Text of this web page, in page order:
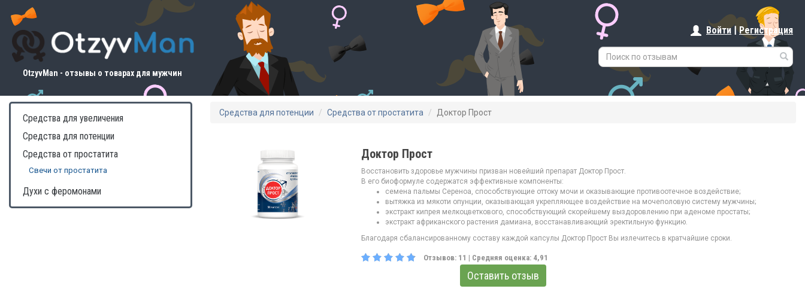
OtzyvMan - отзывы о товарах для мужчин
Войти|Регистрация
Средства для увеличения
Средства для потенции
Средства от простатита
Свечи от простатита
Духи с феромонами
Средства для потенции Средства от простатита Доктор Прост
Доктор Прост
Восстановить здоровье мужчины призван новейший препарат Доктор Прост.
В его биоформуле содержатся эффективные компоненты:
семена пальмы Сереноа, способствующие оттоку мочи и оказывающие противоотечное воздействие;
вытяжка из мякоти опунции, оказывающая укрепляющее воздействие на мочеполовую систему мужчины;
экстракт кипрея мелкоцветкового, способствующий скорейшему выздоровлению при аденоме простаты;
экстракт африканского растения дамиана, восстанавливающий эректильную функцию.
Благодаря сбалансированному составу каждой капсулы Доктор Прост Вы излечитесь в кратчайшие сроки.
Отзывов: 11 | Средняя оценка: 4,91
Оставить отзыв